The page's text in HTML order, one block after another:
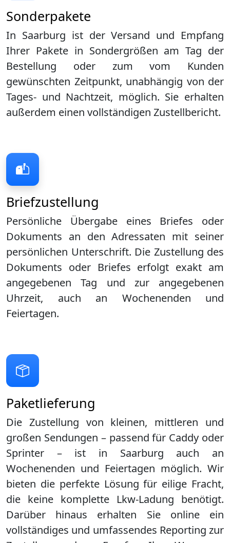
Briefzustellung
Persönliche Übergabe eines Briefes oder
Dokuments an den Adressaten mit seiner
persönlichen Unterschrift. Die Zustellung des
Dokuments oder Briefes erfolgt exakt am
angegebenen Tag und zur angegebenen
Uhrzeit, auch an Wochenenden und
Feiertagen.
Paketlieferung
Die Zustellung von kleinen, mittleren und
großen Sendungen – passend für Caddy oder
Sprinter – ist in Saarburg auch an
Wochenenden und Feiertagen möglich. Wir
bieten die perfekte Lösung für eilige Fracht,
die keine komplette Lkw-Ladung benötigt.
Darüber hinaus erhalten Sie online ein
vollständiges und umfassendes Reporting zur
Sonderpakete
In Saarburg ist der Versand und Empfang
Ihrer Pakete in Sondergrößen am Tag der
Bestellung oder zum vom Kunden
gewünschten Zeitpunkt, unabhängig von der
Tages- und Nachtzeit, möglich. Sie erhalten
außerdem einen vollständigen Zustellbericht.